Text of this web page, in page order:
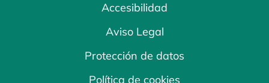
Accesibilidad
Aviso Legal
Protección de datos
Política de cookies